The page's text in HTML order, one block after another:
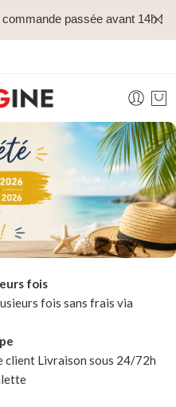
passée avant 14h !
fois
fois sans frais via
client Livraison sous 24/72h